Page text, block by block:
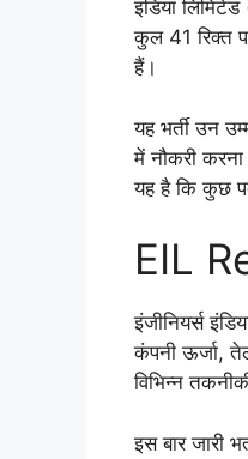
इंडिया
कुल 41 रिक्त
हैं।
यह भर्ती उन
में नौकरी
यह है कि कुछ
EIL
इंजीनियर्स
कंपनी ऊर्जा,
विभिन्न
इस बार जारी